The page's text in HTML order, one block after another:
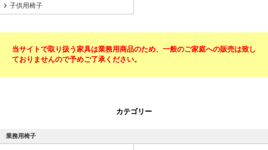
子供用椅子
当サイトで取り扱う家具は業務用商品のため、一般のご家庭への販売は致し
ておりませんので予めご了承ください。
カテゴリー
業務用椅子